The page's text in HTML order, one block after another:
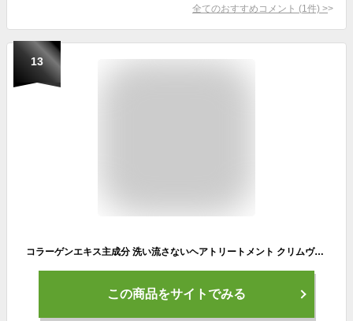
全てのおすすめコメント (1 件) >
13
コラーゲンエキス主成分 洗い流さないヘアトリートメント クリムヴィータ ピュアコラ ブースターエマルジョン 100g アウトバス ジャスミン 香り 美容室専売 新発売 正規品 ダメージヘア 乾燥 髪 パサつき 気になる うねり カラー パーマ持続力 フェルミナ
この商品をサイトでみる